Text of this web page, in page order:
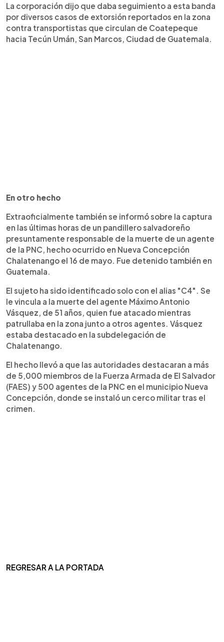
La corporación dijo que daba seguimiento a esta banda
por diversos casos de extorsión reportados en la zona
contra transportistas que circulan de Coatepeque
hacia Tecún Umán, San Marcos, Ciudad de Guatemala.
En otro hecho
Extraoficialmente también se informó sobre la captura
en las últimas horas de un pandillero salvadoreño
presuntamente responsable de la muerte de un agente
de la PNC, hecho ocurrido en Nueva Concepción
Chalatenango el 16 de mayo. Fue detenido también en
Guatemala.
El sujeto ha sido identificado solo con el alias "C4". Se
le vincula a la muerte del agente Máximo Antonio
Vásquez, de 51 años, quien fue atacado mientras
patrullaba en la zona junto a otros agentes. Vásquez
estaba destacado en la subdelegación de
Chalatenango.
El hecho llevó a que las autoridades destacaran a más
de 5,000 miembros de la Fuerza Armada de El Salvador
(FAES) y 500 agentes de la PNC en el municipio Nueva
Concepción, donde se instaló un cerco militar tras el
crimen.
REGRESAR A LA PORTADA